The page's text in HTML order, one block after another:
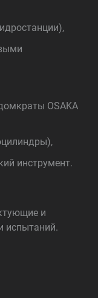
OSAKA
инструмент.
и
испытаний.